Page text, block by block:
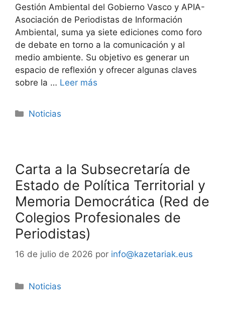
Gestión Ambiental del Gobierno Vasco y APIA-
Asociación de Periodistas de Información
Ambiental, suma ya siete ediciones como foro
de debate en torno a la comunicación y al
medio ambiente. Su objetivo es generar un
espacio de reflexión y ofrecer algunas claves
sobre la … Leer más
Noticias
Carta a la Subsecretaría de
Estado de Política Territorial y
Memoria Democrática (Red de
Colegios Profesionales de
Periodistas)
16 de julio de 2026 por info@kazetariak.eus
Noticias